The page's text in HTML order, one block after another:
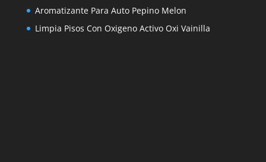
Aromatizante Para Auto Pepino Melon
Limpia Pisos Con Oxigeno Activo Oxi Vainilla